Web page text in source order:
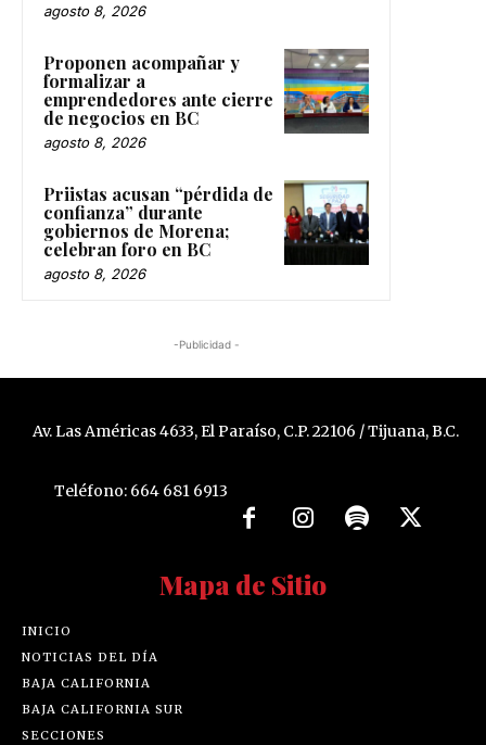
agosto 8, 2026
Proponen acompañar y
formalizar a
emprendedores ante cierre
de negocios en BC
agosto 8, 2026
Priistas acusan “pérdida de
confianza” durante
gobiernos de Morena;
celebran foro en BC
agosto 8, 2026
-Publicidad -
Av. Las Américas 4633, El Paraíso, C.P. 22106 / Tijuana, B.C.
Teléfono: 664 681 6913
Mapa de Sitio
INICIO
NOTICIAS DEL DÍA
BAJA CALIFORNIA
BAJA CALIFORNIA SUR
SECCIONES